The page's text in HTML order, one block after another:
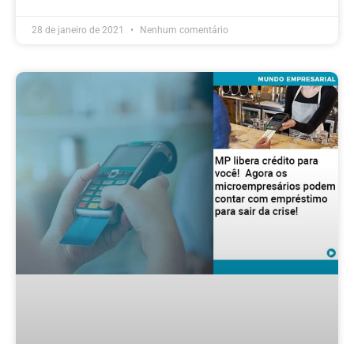
28 de janeiro de 2021 Nenhum comentário